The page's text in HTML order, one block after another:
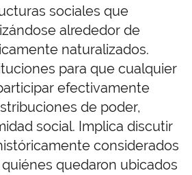
sociales que
alrededor de
naturalizados.
para que cualquier
efectivamente
de poder,
social. Implica discutir
considerados
quedaron ubicados